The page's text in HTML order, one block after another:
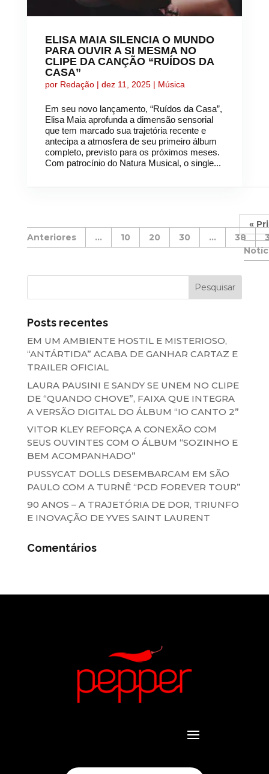
ELISA MAIA SILENCIA O MUNDO
PARA OUVIR A SI MESMA NO
CLIPE DA CANÇÃO “RUÍDOS DA
CASA”
por Redação| dez 11, 2025| Música
Em seu novo lançamento, “Ruídos da Casa”,
Elisa Maia aprofunda a dimensão sensorial
que tem marcado sua trajetória recente e
antecipa a atmosfera de seu primeiro álbum
completo, previsto para os próximos meses.
Com patrocínio do Natura Musical, o single...
«
...
10 20 30 ... 38
Posts recentes
EM UM AMBIENTE HOSTIL E MISTERIOSO,
“ANTÁRTIDA” ACABA DE GANHAR CARTAZ E
TRAILER OFICIAL
LAURA PAUSINI E SANDY SE UNEM NO CLIPE
DE “QUANDO CHOVE”, FAIXA QUE INTEGRA
A VERSÃO DIGITAL DO ÁLBUM “IO CANTO 2”
VITOR KLEY REFORÇA A CONEXÃO COM
SEUS OUVINTES COM O ÁLBUM “SOZINHO E
BEM ACOMPANHADO”
PUSSYCAT DOLLS DESEMBARCAM EM SÃO
PAULO COM A TURNÊ “PCD FOREVER TOUR”
90 ANOS – A TRAJETÓRIA DE DOR, TRIUNFO
E INOVAÇÃO DE YVES SAINT LAURENT
Comentários